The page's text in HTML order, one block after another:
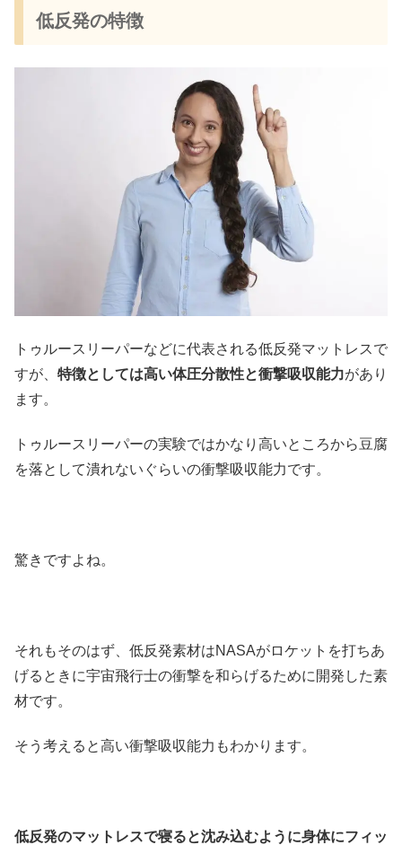
低反発の特徴
トゥルースリーパーなどに代表される低反発マットレスで
すが、 特徴としては高い体圧分散性と衝撃吸収能力があり
ます。
トゥルースリーパーの実験ではかなり高いところから豆腐
を落として潰れないぐらいの衝撃吸収能力です。
驚きですよね。
それもそのはず、低反発素材はNASAがロケットを打ちあ
げるときに宇宙飛行士の衝撃を和らげるために開発した素
材です。
そう考えると高い衝撃吸収能力もわかります。
低反発のマットレスで寝ると沈み込むように身体にフィッ